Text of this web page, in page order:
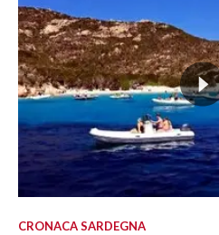
CRONACA SARDEGNA